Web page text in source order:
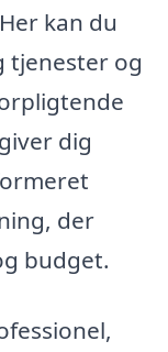
kan du
tjenester og
dig
der
budget.